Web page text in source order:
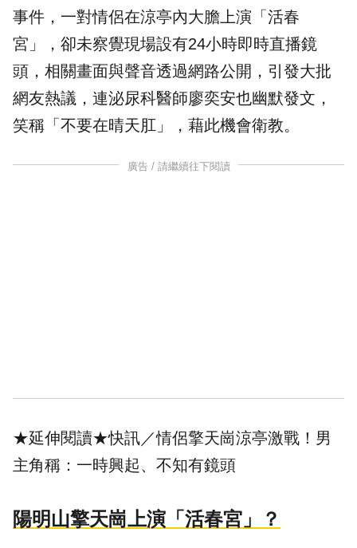
事件，一對情侶在涼亭內大膽上演「 活春
宮 」，卻未察覺現場設有24小時即時直播鏡
頭，相關畫面與聲音透過網路公開，引發大批
網友熱議，連泌尿科醫師廖奕安也幽默發文，
笑稱「不要在晴天肛」，藉此機會衛教。
廣告 / 請繼續往下閱讀
★延伸閱讀★快訊／情侶擎天崗涼亭激戰！男
主角稱：一時興起、不知有鏡頭
陽明山擎天崗上演「活春宮」？